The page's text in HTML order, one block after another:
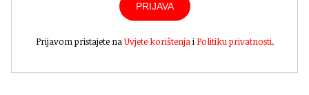
PRIJAVA
Prijavom pristajete naUvjete korištenjai Politiku privatnosti.